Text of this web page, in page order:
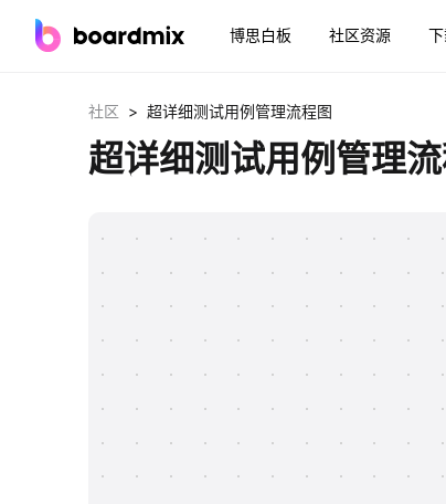
博思白板 社区资源
社区 > 超详细测试用例管理流程图
超详细测试用例管理